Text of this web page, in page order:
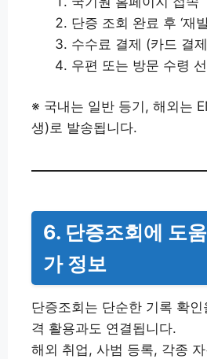
단증 조회 완료 후 ‘재
수수료 결제 (카드 결
우편 또는 방문 수령
※ 국내는 일반 등기, 해외는
생)로 발송됩니다.
6. 단증조회에 도
가 정보
단증조회는 단순한 기록 확
격 활용과도 연결됩니다.
해외 취업, 사범 등록, 각종